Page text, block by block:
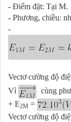
- Điểm đặt: Tại M.
- Phương, chiều:
-
Vectơ cường độ
Vì
cùng
+ E2M =
Vectơ cường độ